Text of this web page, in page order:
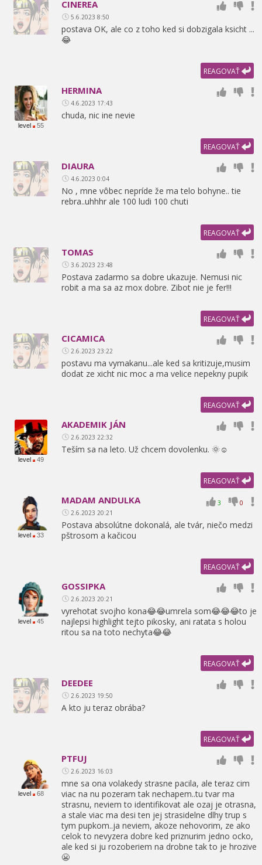
CINEREA
5.6.2023 8:50
postava OK, ale co z toho ked si dobzigala ksicht ...
😂
REAGOVAŤ
level 55
HERMINA
4.6.2023 17:43
chuda, nic ine nevie
REAGOVAŤ
DIAURA
4.6.2023 0:04
No , mne vôbec nepríde že ma telo bohyne.. tie
rebra..uhhhr ale 100 ludi 100 chuti
REAGOVAŤ
TOMAS
3.6.2023 23:48
Postava zadarmo sa dobre ukazuje. Nemusi nic
robit a ma sa az mox dobre. Zibot nie je fer!!!
REAGOVAŤ
CICAMICA
2.6.2023 23:22
postavu ma vymakanu...ale ked sa kritizuje,musim
dodat ze xicht nic moc a ma velice nepekny pupik
REAGOVAŤ
level 49
AKADEMIK JÁN
2.6.2023 22:32
Teším sa na leto. Už chcem dovolenku. 🌞☺️
REAGOVAŤ
level 33
3 0
MADAM ANDULKA
2.6.2023 20:21
Postava absolútne dokonalá, ale tvár, niečo medzi
pštrosom a kačicou
REAGOVAŤ
level 45
GOSSIPKA
2.6.2023 20:21
vyrehotat svojho kona😂😂umrela som😂😂😂to je
najlepsi highlight tejto pikosky, ani ratata s holou
ritou sa na toto nechyta😂😂
REAGOVAŤ
DEEDEE
2.6.2023 19:50
A kto ju teraz obrába?
REAGOVAŤ
level 68
PTFUJ
2.6.2023 16:03
mne sa ona volakedy strasne pacila, ale teraz cim
viac na nu pozeram tak nechapem..tu tvar ma
strasnu, neviem to identifikovat ale ozaj je otrasna,
a stale viac ma desi ten jej strasidelne dlhy trup s
tym pupkom..ja neviem, akoze nehovorim, ze ako
celok to nevyzera dobre ked priznurim jedno ocko,
ale ked si ju rozoberiem na drobne tak to je hrozive
😬